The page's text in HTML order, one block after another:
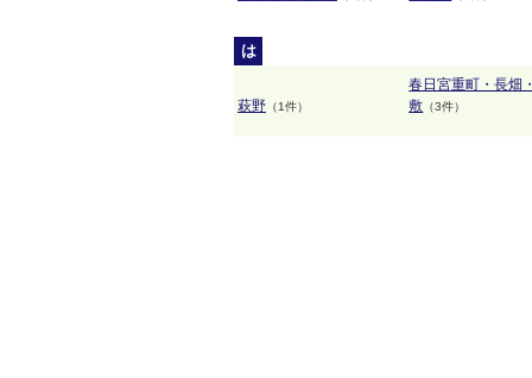
は
萩野 （1件）
春日宮重町・長畑
敷 （3件）